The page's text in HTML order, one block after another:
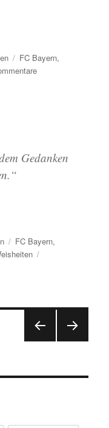
Schlagwörter
FC Bayern,
zu
Gedanken
Schlagwörter
FC Bayern,
GE
SEIT
SEIT
E